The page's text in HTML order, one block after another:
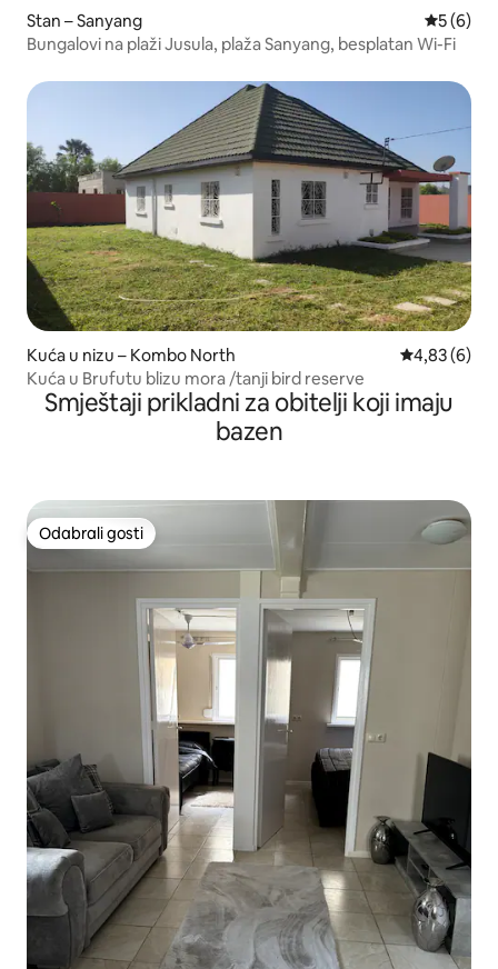
Stan – Sanyang
5 (6)
Bungalovi na plaži Jusula, plaža Sanyang, besplatan Wi-Fi
Kuća u nizu – Kombo North Prosječna
4,83 (6)
Kuća u Brufutu blizu mora /tanji bird reserve
Smještaji prikladni za obitelji koji imaju
bazen
Odabrali gosti
Odabrali gosti